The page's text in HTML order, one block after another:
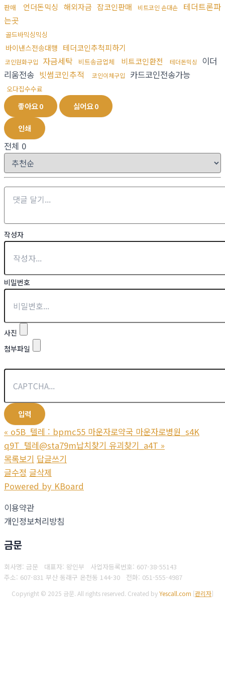
판매
언더돈믹싱 해외자금 잡코인판매 비트코인 손대손
테더트론파
는곳
골드바믹싱믹싱
바이낸스전송대행 테더코인추척피하기
코인원화구입 자금세탁 비트송금업체 비트코인환전 테더돈믹싱
이더
리움전송 빗썸코인추적 코인이체구입 카드코인전송가능
오다집수수료
좋아요0 싫어요0
인쇄
전체 0
작성자
비밀번호
사진
첨부파일
« o5B_텔레 : bpmc55 마운자로약국 마운자로병원_s4K
q9T_텔레@sta79m납치찾기 유괴찾기_a4T »
목록보기 답글쓰기
글수정 글삭제
Powered by KBoard
이용약관
개인정보처리방침
금문
회사명: 금문 대표자: 왕인부 사업자등록번호: 607-38-55143
주소: 607-831 부산 동래구 온천동 144-30 전화: 051-555-4987
Copyright © 2025 금문. All rights reserved. Created byYescall.com [관리자]